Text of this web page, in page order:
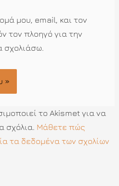
μου, email, και τον
τον πλοηγό για την
το Akismet για να
σχόλια. Μάθετε πώς
τα δεδομένα των σχολίων